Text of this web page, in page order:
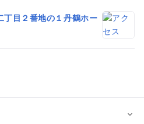
丁目２番地の１丹鶴ホー